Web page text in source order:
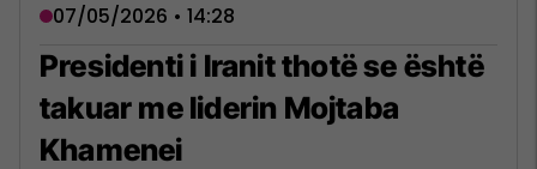
07/05/2026 • 14:28
Presidenti i Iranit thotë se është
takuar me liderin Mojtaba
Khamenei